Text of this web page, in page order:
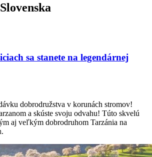
sa stanete na legendárnej
dobrodružstva v korunách stromov!
a skúste svoju odvahu! Túto skvelú
aj veľkým dobrodruhom Tarzánia na